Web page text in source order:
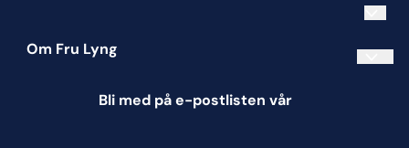
Om Fru Lyng
InformasjonskapslerBli med på e-postlisten vår